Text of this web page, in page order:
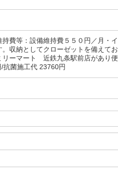
費等：設備維持費５５０円／月・イ
収納としてクローゼットを備えてお
リーマート 近鉄九条駅前店があり便
抗菌施工代 23760円